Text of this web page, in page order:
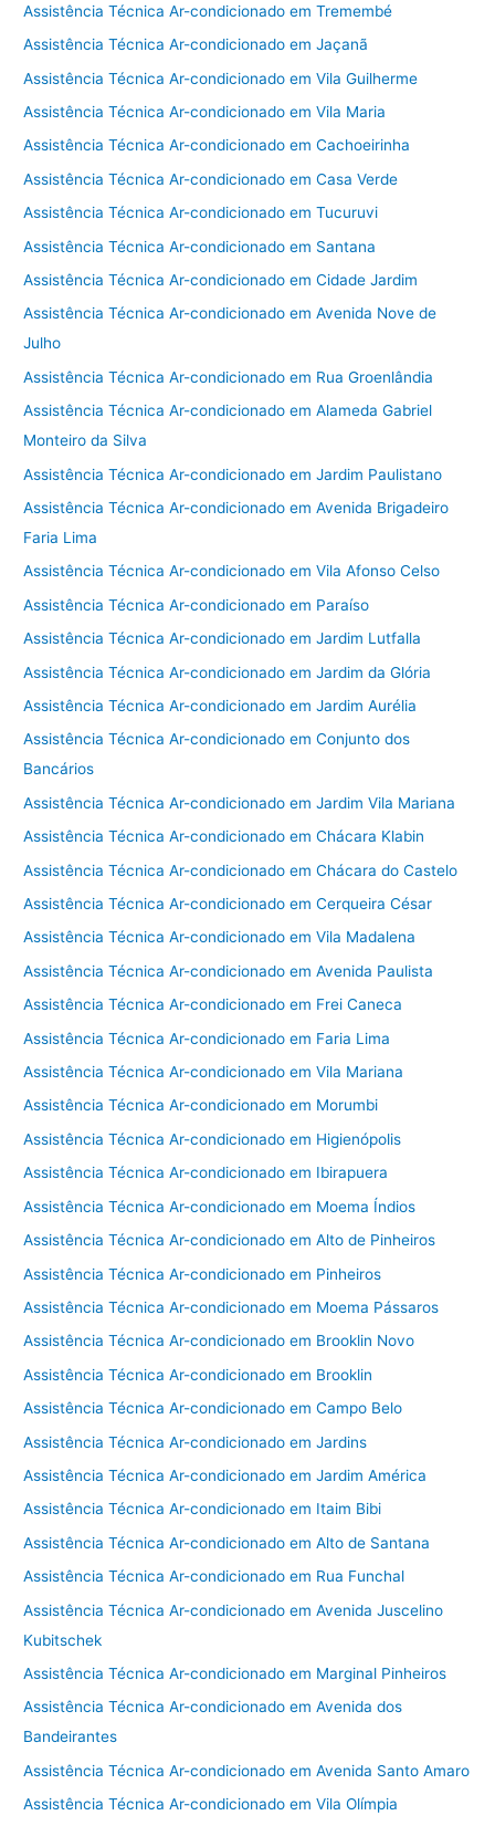
Assistência Técnica Ar-condicionado em Tremembé
Assistência Técnica Ar-condicionado em Jaçanã
Assistência Técnica Ar-condicionado em Vila Guilherme
Assistência Técnica Ar-condicionado em Vila Maria
Assistência Técnica Ar-condicionado em Cachoeirinha
Assistência Técnica Ar-condicionado em Casa Verde
Assistência Técnica Ar-condicionado em Tucuruvi
Assistência Técnica Ar-condicionado em Santana
Assistência Técnica Ar-condicionado em Cidade Jardim
Assistência Técnica Ar-condicionado em Avenida Nove de
Julho
Assistência Técnica Ar-condicionado em Rua Groenlândia
Assistência Técnica Ar-condicionado em Alameda Gabriel
Monteiro da Silva
Assistência Técnica Ar-condicionado em Jardim Paulistano
Assistência Técnica Ar-condicionado em Avenida Brigadeiro
Faria Lima
Assistência Técnica Ar-condicionado em Vila Afonso Celso
Assistência Técnica Ar-condicionado em Paraíso
Assistência Técnica Ar-condicionado em Jardim Lutfalla
Assistência Técnica Ar-condicionado em Jardim da Glória
Assistência Técnica Ar-condicionado em Jardim Aurélia
Assistência Técnica Ar-condicionado em Conjunto dos
Bancários
Assistência Técnica Ar-condicionado em Jardim Vila Mariana
Assistência Técnica Ar-condicionado em Chácara Klabin
Assistência Técnica Ar-condicionado em Chácara do Castelo
Assistência Técnica Ar-condicionado em Cerqueira César
Assistência Técnica Ar-condicionado em Vila Madalena
Assistência Técnica Ar-condicionado em Avenida Paulista
Assistência Técnica Ar-condicionado em Frei Caneca
Assistência Técnica Ar-condicionado em Faria Lima
Assistência Técnica Ar-condicionado em Vila Mariana
Assistência Técnica Ar-condicionado em Morumbi
Assistência Técnica Ar-condicionado em Higienópolis
Assistência Técnica Ar-condicionado em Ibirapuera
Assistência Técnica Ar-condicionado em Moema Índios
Assistência Técnica Ar-condicionado em Alto de Pinheiros
Assistência Técnica Ar-condicionado em Pinheiros
Assistência Técnica Ar-condicionado em Moema Pássaros
Assistência Técnica Ar-condicionado em Brooklin Novo
Assistência Técnica Ar-condicionado em Brooklin
Assistência Técnica Ar-condicionado em Campo Belo
Assistência Técnica Ar-condicionado em Jardins
Assistência Técnica Ar-condicionado em Jardim América
Assistência Técnica Ar-condicionado em Itaim Bibi
Assistência Técnica Ar-condicionado em Alto de Santana
Assistência Técnica Ar-condicionado em Rua Funchal
Assistência Técnica Ar-condicionado em Avenida Juscelino
Kubitschek
Assistência Técnica Ar-condicionado em Marginal Pinheiros
Assistência Técnica Ar-condicionado em Avenida dos
Bandeirantes
Assistência Técnica Ar-condicionado em Avenida Santo Amaro
Assistência Técnica Ar-condicionado em Vila Olímpia